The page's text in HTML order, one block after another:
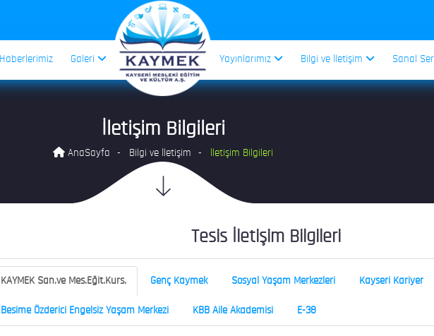
Haberlerimiz Galeri Yayınlarımız Bilgi ve İletişim Sanal
İletişim Bilgileri
AnaSayfa Bilgi ve İletişim İletişim Bilgileri
Tesis İletişim Bilgileri
KAYMEK San.ve Mes.Eğit.Kurs. Genç Kaymek Sosyal Yaşam Merkezleri Kayseri Kariyer
Besime Özderici Engelsiz Yaşam Merkezi KBB Aile Akademisi E-38